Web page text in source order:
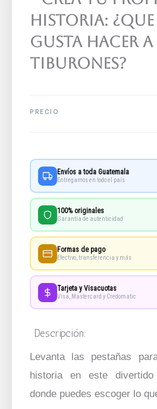
Historia: ¿Que
Gusta Hacer A
Tiburones?
Envíos a toda Guatemala
Entregamos en todo el país
100% originales
Garantía de autenticidad
Formas de pago
Efectivo, transferencia y más
Tarjeta y Visacuotas
Visa, Mastercard y Credomatic
Descripción:
Levanta las pestañas
historia en este
donde puedes escoger lo